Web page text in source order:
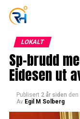
LOKALT
Sp-brudd
Eidesen ut
Publisert 2 år siden den
Av Egil M Solberg